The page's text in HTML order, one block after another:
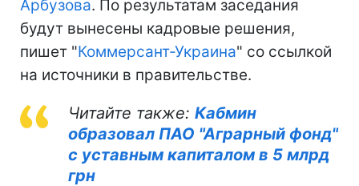
Арбузова. По результатам заседания
будут вынесены кадровые решения,
пишет "Коммерсант-Украина" со ссылкой
на источники в правительстве.
Читайте также: Кабмин
образовал ПАО "Аграрный фонд"
с уставным капиталом в 5 млрд
грн